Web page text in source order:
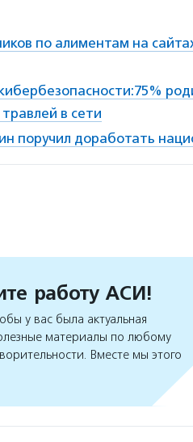
по алиментам на
в сети
поручил доработать
работу АСИ!
у вас была актуальная
материалы по любому
Вместе мы этого